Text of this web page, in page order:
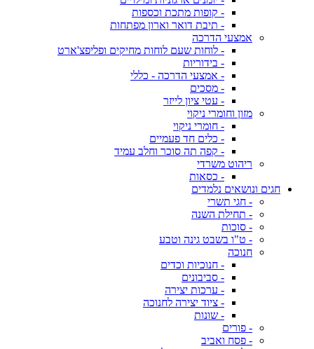
- קופות מתכת וכספות
- תיבת דואר וארון מפתחות
אמצעי הדרכה
- לוחות שעם לוחות מחיקים ופליפצ'ארט
- בידוריות
- אמצעי הדרכה - כללי
- מסכים
- עטי ציון לייזר
מזון וחומרי ניקוי
- חומרי ניקוי
- כלים חד פעמיים
- קפה תה סוכר וחלב עמיד
ריהוט משרדי
- כסאות
חגים ונושאים נלמדים
- חגי תשרי
- תחילת השנה
- סוכות
- ט"ו בשבט גינה וטבע
חנוכה
- חנוכיות וכדים
- סביבונים
- ערכות יצירה
- ציוד יצירה לחנוכה
- שונות
- פורים
- פסח ואביב